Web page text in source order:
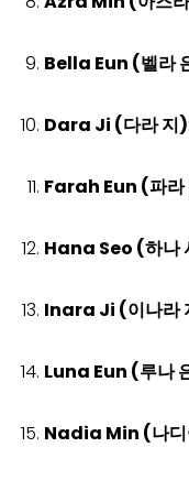
Bella Eun (벨라
Dara Ji (다라 지)
Farah Eun (파라
Hana Seo (하나
Inara Ji (이나라
Luna Eun (루나
Nadia Min (나디